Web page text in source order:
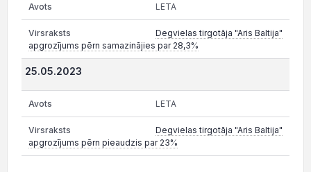
LETA
Degvielas tirgotāja "Aris Baltija"
apgrozījums pērn samazinājies par 28,3%
25.05.2023
LETA
Degvielas tirgotāja "Aris Baltija"
apgrozījums pērn pieaudzis par 23%